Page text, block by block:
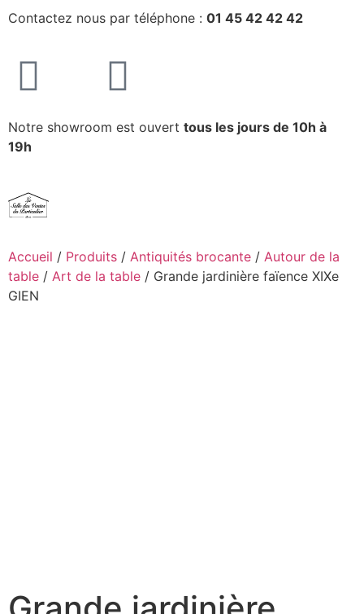
Contactez nous par téléphone : 01 45 42 42 42
Notre showroom est ouvert tous les jours de 10h à
19h
Accueil / Produits / Antiquités brocante / Autour de la
table / Art de la table / Grande jardinière faïence XIXe
GIEN